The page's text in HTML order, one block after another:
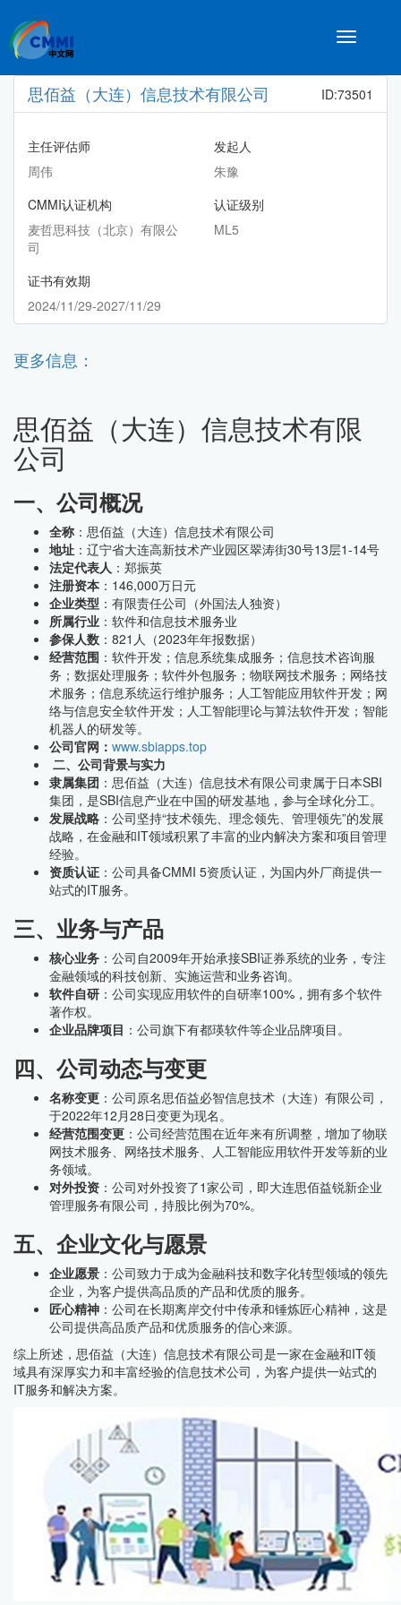
Toggle
思佰益（大连）信息技术有限公司 ID:73501
主任评估师
周伟
发起人
朱豫
CMMI认证机构
麦哲思科技（北京）有限公
司
认证级别
ML5
证书有效期
2024/11/29-2027/11/29
更多信息：
思佰益（大连）信息技术有限
公司
一、公司概况
全称 ：思佰益（大连）信息技术有限公司
地址 ：辽宁省大连高新技术产业园区翠涛街30号13层1-14号
法定代表人 ：郑振英
注册资本 ：146,000万日元
企业类型 ：有限责任公司（外国法人独资）
所属行业 ：软件和信息技术服务业
参保人数 ：821人（2023年年报数据）
经营范围 ：软件开发；信息系统集成服务；信息技术咨询服
务；数据处理服务；软件外包服务；物联网技术服务；网络技
术服务；信息系统运行维护服务；人工智能应用软件开发；网
络与信息安全软件开发；人工智能理论与算法软件开发；智能
机器人的研发等。
公司官网： www.sbiapps.top
二、公司背景与实力
隶属集团 ：思佰益（大连）信息技术有限公司隶属于日本SBI
集团，是SBI信息产业在中国的研发基地，参与全球化分工。
发展战略 ：公司坚持“技术领先、理念领先、管理领先”的发展
战略，在金融和IT领域积累了丰富的业内解决方案和项目管理
经验。
资质认证 ：公司具备CMMI 5资质认证，为国内外厂商提供一
站式的IT服务。
三、业务与产品
核心业务 ：公司自2009年开始承接SBI证券系统的业务，专注
金融领域的科技创新、实施运营和业务咨询。
软件自研 ：公司实现应用软件的自研率100%，拥有多个软件
著作权。
企业品牌项目 ：公司旗下有都瑛软件等企业品牌项目。
四、公司动态与变更
名称变更 ：公司原名思佰益必智信息技术（大连）有限公司，
于2022年12月28日变更为现名。
经营范围变更 ：公司经营范围在近年来有所调整，增加了物联
网技术服务、网络技术服务、人工智能应用软件开发等新的业
务领域。
对外投资 ：公司对外投资了1家公司，即大连思佰益锐新企业
管理服务有限公司，持股比例为70%。
五、企业文化与愿景
企业愿景 ：公司致力于成为金融科技和数字化转型领域的领先
企业，为客户提供高品质的产品和优质的服务。
匠心精神 ：公司在长期离岸交付中传承和锤炼匠心精神，这是
公司提供高品质产品和优质服务的信心来源。
综上所述，思佰益（大连）信息技术有限公司是一家在金融和IT领
域具有深厚实力和丰富经验的信息技术公司，为客户提供一站式的
IT服务和解决方案。